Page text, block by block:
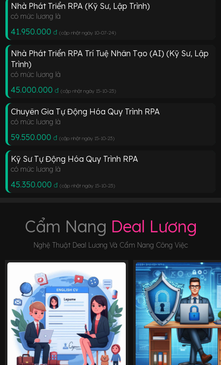
Nhà Phát Triển RPA (Kỹ Sư, Lập Trình)
có mức lương là
41.950.000 đ (cập nhật ngày 10-07-24)
Nhà Phát Triển RPA Trí Tuệ Nhân Tạo (AI) (Kỹ Sư, Lập
Trình)
có mức lương là
45.000.000 đ (cập nhật ngày 15-10-23)
Chuyên Gia Tự Động Hóa Quy Trình RPA
có mức lương là
59.550.000 đ (cập nhật ngày 15-10-23)
Kỹ Sư Tự Động Hóa Quy Trình RPA
có mức lương là
45.350.000 đ (cập nhật ngày 15-10-23)
Cẩm Nang Deal Lương
Nghệ Thuật Deal Lương Và Cẩm Nang Công Việc